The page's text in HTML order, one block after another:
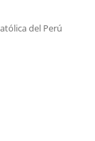
del Perú